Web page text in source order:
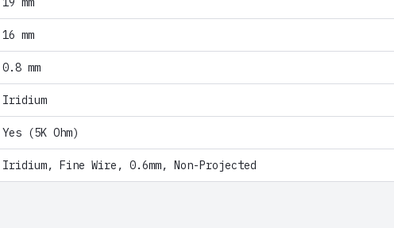
16 mm
0.8 mm
Iridium
Yes (5K Ohm)
Iridium, Fine Wire, 0.6mm, Non-Projected